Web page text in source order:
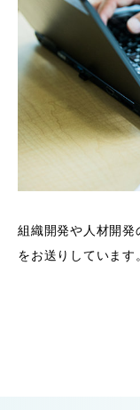
組織開発や人材開発
をお送りしています